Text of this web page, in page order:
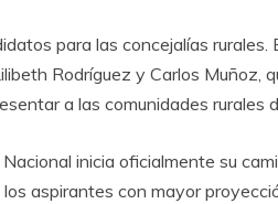
para las concejalías
Rodríguez y Carlos Muñoz,
a las comunidades rurales
inicia oficialmente su
aspirantes con mayor